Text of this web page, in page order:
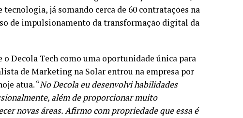
já somando cerca de 60 contratações na
de impulsionamento da transformação digital da
Decola Tech como uma oportunidade única para
de Marketing na Solar entrou na empresa por
atua. “No Decola eu desenvolvi habilidades
além de proporcionar muito
novas áreas. Afirmo com propriedade que essa é